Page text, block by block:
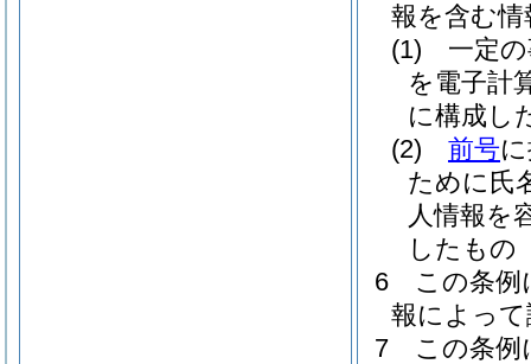
報を含む
(1)
一定
を電子計
に構成し
(2)
前号
ために氏
人情報を
したもの
6
この条例
報によっ
7
この条例